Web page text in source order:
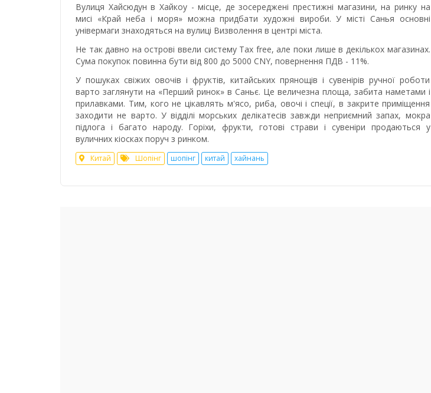
Вулиця Хайсюдун в Хайкоу - місце, де зосереджені престижні магазини, на ринку на
мисі «Край неба і моря» можна придбати художні вироби. У місті Санья основні
універмаги знаходяться на вулиці Визволення в центрі міста.
Не так давно на острові ввели систему Tax free, але поки лише в декількох магазинах.
Сума покупок повинна бути від 800 до 5000 CNY, повернення ПДВ - 11%.
У пошуках свіжих овочів і фруктів, китайських прянощів і сувенірів ручної роботи
варто заглянути на «Перший ринок» в Саньє. Це величезна площа, забита наметами і
прилавками. Тим, кого не цікавлять м'ясо, риба, овочі і спеції, в закрите приміщення
заходити не варто. У відділі морських делікатесів завжди неприємний запах, мокра
підлога і багато народу. Горіхи, фрукти, готові страви і сувеніри продаються у
вуличних кіосках поруч з ринком.
Китай Шопінг шопінг китай хайнань